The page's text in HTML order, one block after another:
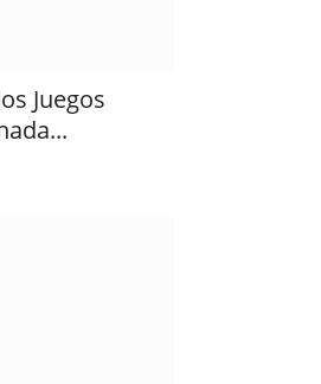
Juegos